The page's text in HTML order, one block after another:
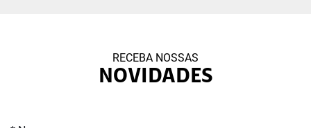
RECEBA NOSSAS
NOVIDADES